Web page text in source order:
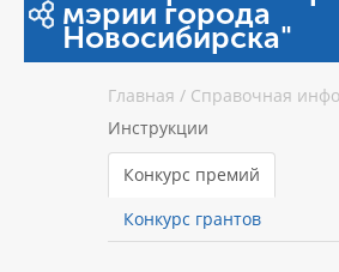
мэрии города
Новосибирска"
Главная / Справочная
Инструкции
Конкурс премий
Конкурс грантов